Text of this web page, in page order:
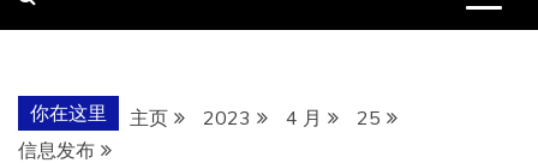
你在这里 主页 2023 4 月
25
信息发布